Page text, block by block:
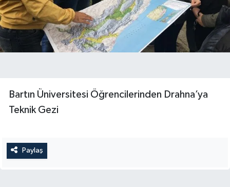
Bartın Üniversitesi Öğrencilerinden Drahna’ya
Teknik Gezi
Paylaş
DÜNYA
YEREL